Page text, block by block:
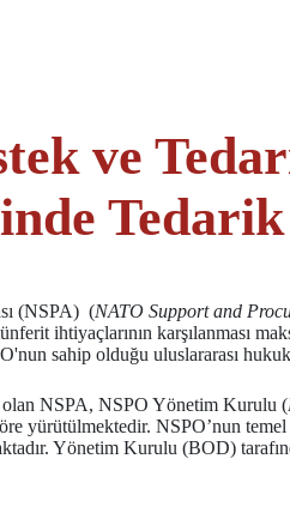
ve
(NSPA) (NATO Support and
ihtiyaçlarının karşılanması
sahip olduğu uluslararası
NSPA, NSPO Yönetim Kurulu (
yürütülmektedir. NSPO’nun
Yönetim Kurulu (BOD)